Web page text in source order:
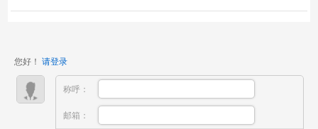
用百货（春季）博览会，定于2025年3月7日至9日在上
您好！ 请登录
称呼：
邮箱：